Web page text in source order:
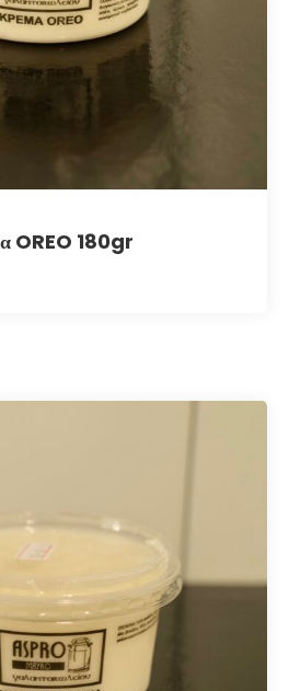
OREO 180gr